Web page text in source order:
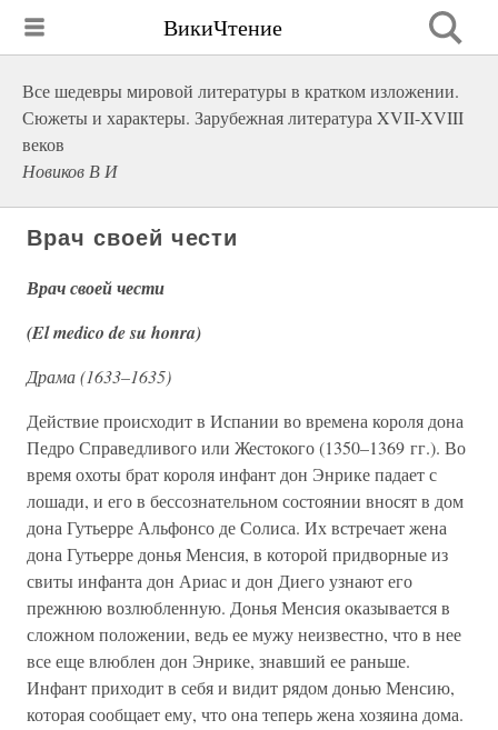
ВикиЧтение
Все шедевры мировой литературы в кратком изложении.
Сюжеты и характеры. Зарубежная литература XVII-XVIII
веков
Новиков В И
Врач своей чести
Врач своей чести
(El medico de su honra)
Драма (1633–1635)
Действие происходит в Испании во времена короля дона
Педро Справедливого или Жестокого (1350–1369 гг.). Во
время охоты брат короля инфант дон Энрике падает с
лошади, и его в бессознательном состоянии вносят в дом
дона Гутьерре Альфонсо де Солиса. Их встречает жена
дона Гутьерре донья Менсия, в которой придворные из
свиты инфанта дон Ариас и дон Диего узнают его
прежнюю возлюбленную. Донья Менсия оказывается в
сложном положении, ведь ее мужу неизвестно, что в нее
все еще влюблен дон Энрике, знавший ее раньше.
Инфант приходит в себя и видит рядом донью Менсию,
которая сообщает ему, что она теперь жена хозяина дома.